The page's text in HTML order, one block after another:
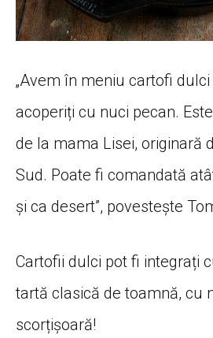
„Avem în meniu cartofi
acoperiți cu nuci pecan.
de la mama Lisei, originară
Sud. Poate fi comandată
și ca desert”, povestește
Cartofii dulci pot fi integrați
tartă clasică detoamnă, cu
scorțișoară!